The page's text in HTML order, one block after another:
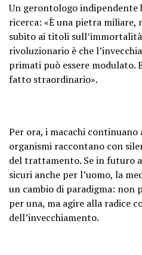
Un gerontologo indipendente
ricerca: «È una pietra miliare,
subito ai titoli
rivoluzionario è che
primati può essere modulato.
fatto straordinario».
Per ora, i macachi
organismi raccontano con
del trattamento. Se in futuro
sicuri anche per l’uomo, la
un cambio di paradigma: non
per una, ma agire alla radice
dell’invecchiamento.